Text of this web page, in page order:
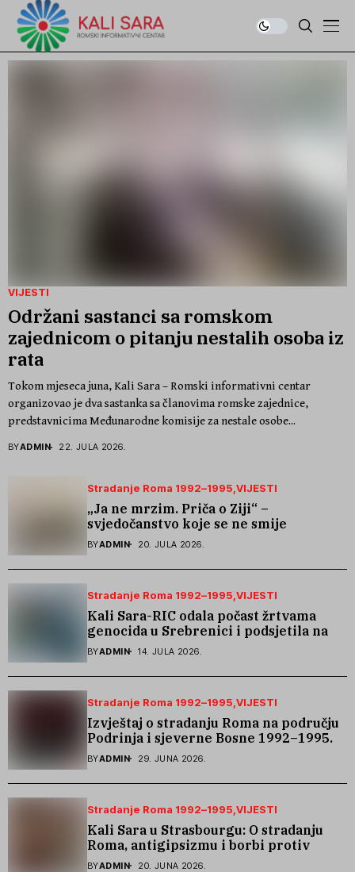
VIJESTI
Održani sastanci sa romskom
zajednicom o pitanju nestalih osoba iz
rata
Tokom mjeseca juna, Kali Sara – Romski informativni centar
organizovao je dva sastanka sa članovima romske zajednice,
predstavnicima Međunarodne komisije za nestale osobe...
BYADMIN 22. JULA 2026.
Stradanje Roma 1992–1995 VIJESTI
„Ja ne mrzim. Priča o Ziji“ –
svjedočanstvo koje se ne smije
zaboraviti
BYADMIN 20. JULA 2026.
Stradanje Roma 1992–1995 VIJESTI
Kali Sara-RIC odala počast žrtvama
genocida u Srebrenici i podsjetila na
stradanje Roma iz Skočića
BYADMIN 14. JULA 2026.
Stradanje Roma 1992–1995 VIJESTI
Izvještaj o stradanju Roma na području
Podrinja i sjeverne Bosne 1992–1995.
godine
BYADMIN 29. JUNA 2026.
Stradanje Roma 1992–1995 VIJESTI
Kali Sara u Strasbourgu: O stradanju
Roma, antigipsizmu i borbi protiv
govora mržnje
BYADMIN 20. JUNA 2026.